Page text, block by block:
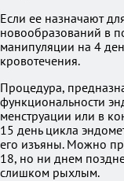
Если ее назначают
новообразований в
манипуляции на 4
кровотечения.
Процедура,
функциональности
менструации или в
15 день цикла
его изъяны. Можно
18, но ни днем
слишком рыхлым.